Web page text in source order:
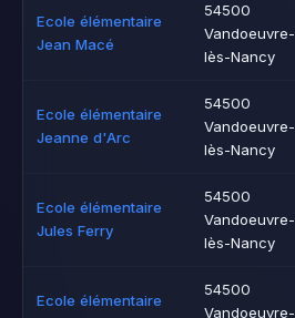
Ecole élémentaire
Jean Macé
54500
Vandoeuvre-
lès-Nancy
Ecole élémentaire
Jeanne d'Arc
54500
Vandoeuvre-
lès-Nancy
Ecole élémentaire
Jules Ferry
54500
Vandoeuvre-
lès-Nancy
Ecole élémentaire
54500
Vandoeuvre-